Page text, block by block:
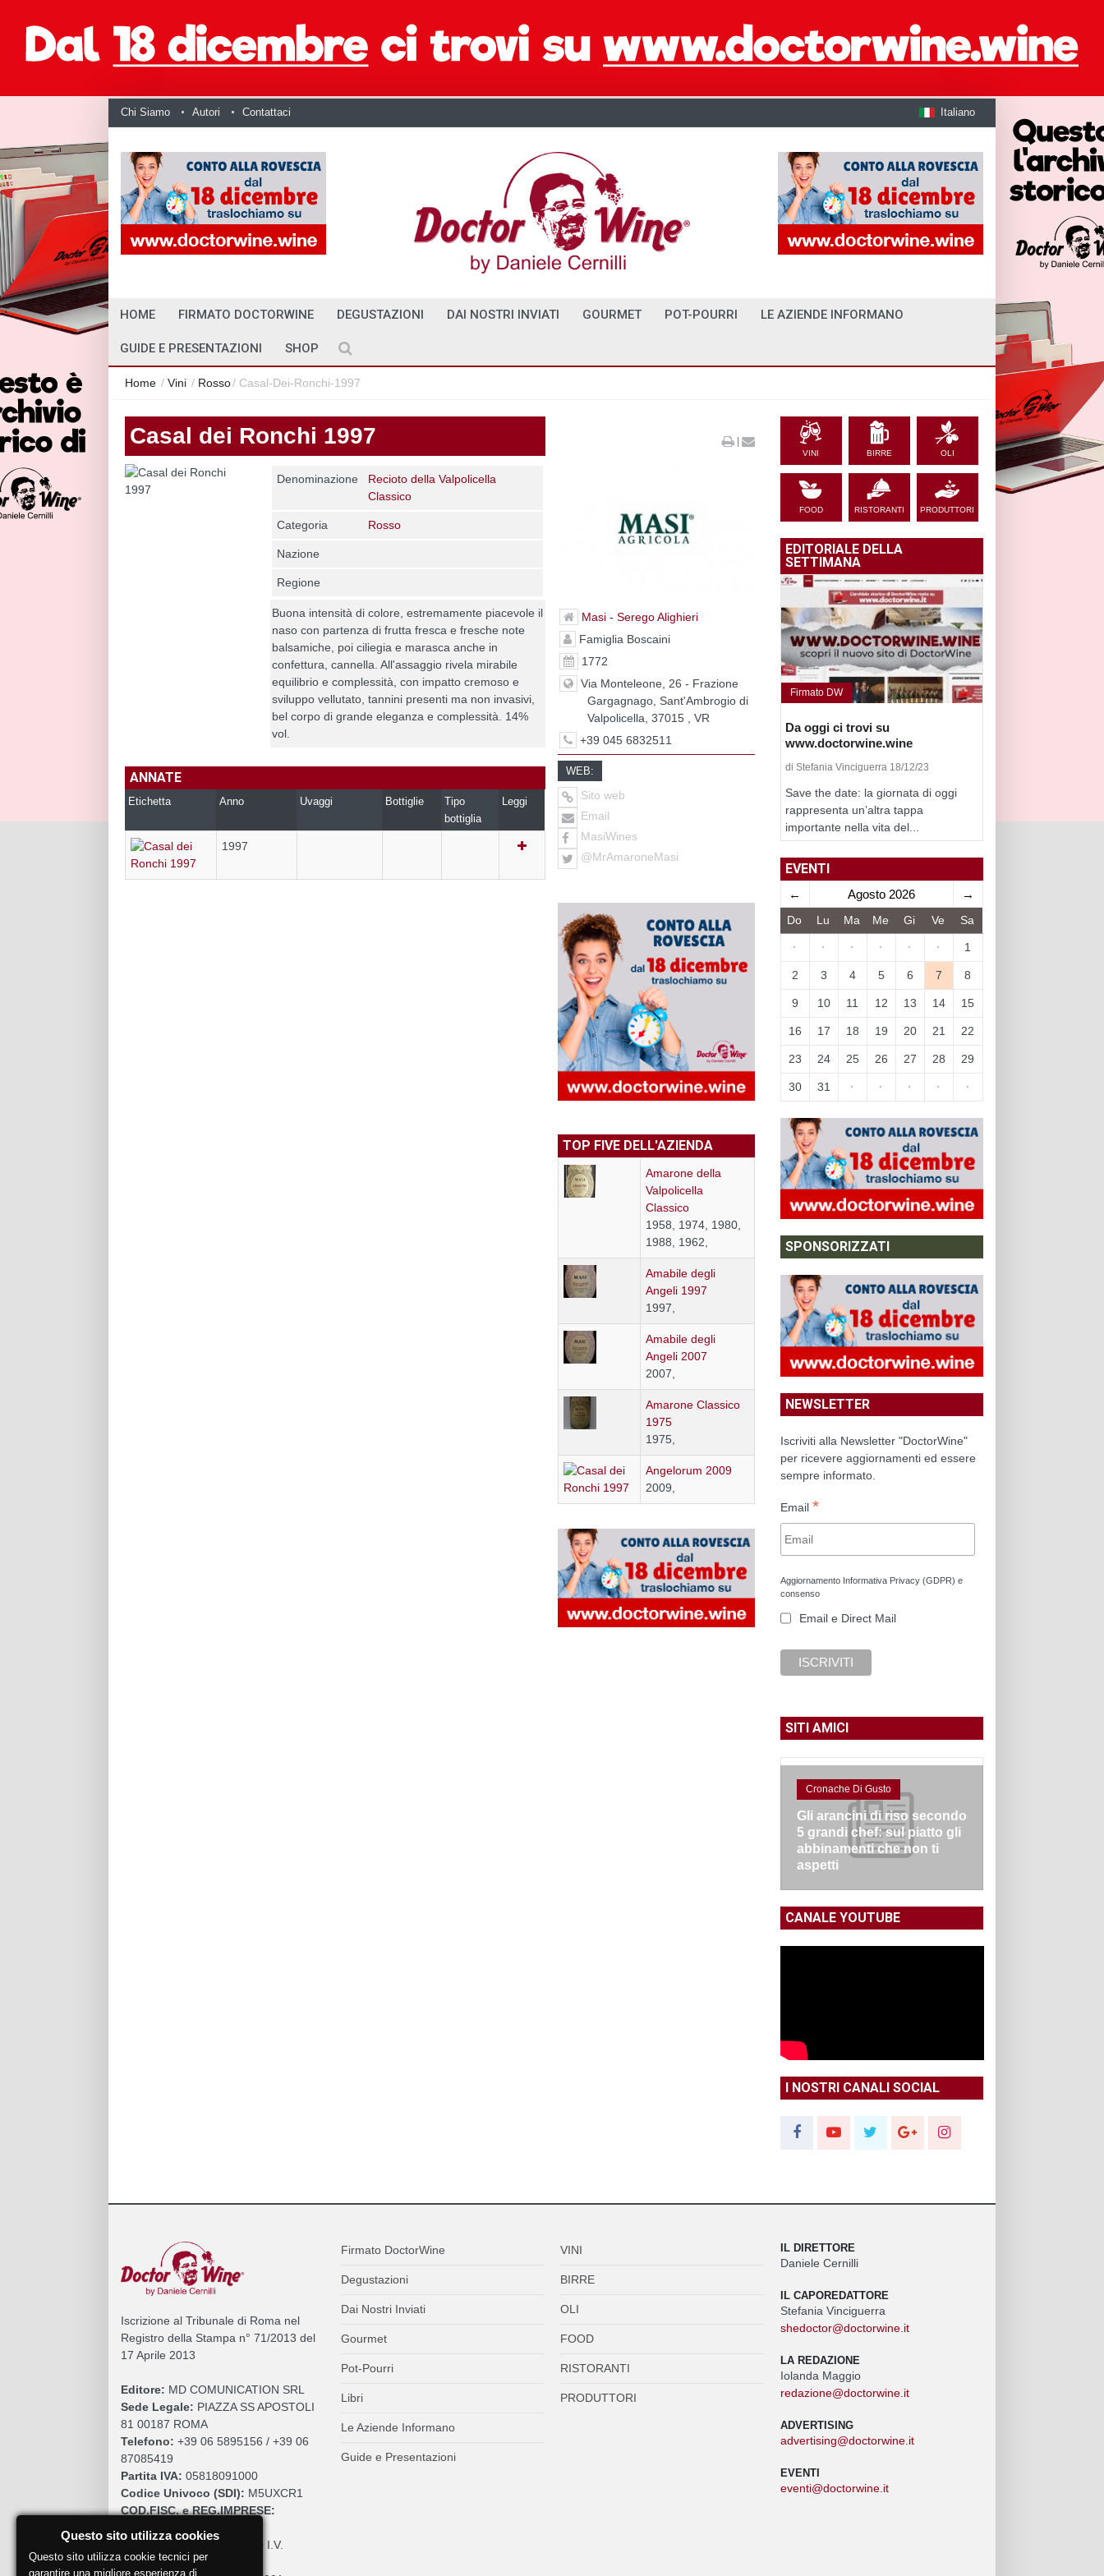
Chi Siamo Autori Contattaci Italiano
HOME FIRMATO DOCTORWINE DEGUSTAZIONI DAI NOSTRI INVIATI GOURMET POT-POURRI LE AZIENDE INFORMANO
GUIDE E PRESENTAZIONI SHOP
Home / Vini / Rosso/ Casal-Dei-Ronchi-1997
Casal dei Ronchi 1997
Denominazione
Recioto della Valpolicella
Classico
Categoria Rosso
Nazione
Regione
Buona intensità di colore, estremamente piacevole il
naso con partenza di frutta fresca e fresche note
balsamiche, poi ciliegia e marasca anche in
confettura, cannella. All'assaggio rivela mirabile
equilibrio e complessità, con impatto cremoso e
sviluppo vellutato, tannini presenti ma non invasivi,
bel corpo di grande eleganza e complessità. 14%
vol.
ANNATE
Etichetta Anno Uvaggi Bottiglie
Tipo
bottiglia
Leggi
1997
|
Masi - Serego Alighieri
Famiglia Boscaini
1772
Via Monteleone, 26 - Frazione
Gargagnago, Sant'Ambrogio di
Valpolicella, 37015 , VR
+39 045 6832511
WEB:
Sito web
Email
MasiWines
@MrAmaroneMasi
TOP FIVE DELL'AZIENDA
Amarone della
Valpolicella
Classico
1958, 1974, 1980,
1988, 1962,
Amabile degli
Angeli 1997
1997,
Amabile degli
Angeli 2007
2007,
Amarone Classico
1975
1975,
Angelorum 2009
2009,
VINI BIRRE OLI
FOOD RISTORANTI PRODUTTORI
EDITORIALE DELLA
SETTIMANA
Firmato DW
Da oggi ci trovi su
www.doctorwine.wine
di Stefania Vinciguerra 18/12/23
Save the date: la giornata di oggi
rappresenta un’altra tappa
importante nella vita del...
EVENTI
← Agosto 2026 →
Do Lu Ma Me Gi Ve Sa
· · · · · · 1
2 3 4 5 6 7 8
9 10 11 12 13 14 15
16 17 18 19 20 21 22
23 24 25 26 27 28 29
30 31 · · · · ·
SPONSORIZZATI
NEWSLETTER
Iscriviti alla Newsletter "DoctorWine"
per ricevere aggiornamenti ed essere
sempre informato.
Email *
Aggiornamento Informativa Privacy (GDPR) e
consenso
Email e Direct Mail
SITI AMICI
Cronache Di Gusto
Gli arancini di riso secondo
5 grandi chef: sul piatto gli
abbinamenti che non ti
aspetti
CANALE YOUTUBE
I NOSTRI CANALI SOCIAL
Iscrizione al Tribunale di Roma nel
Registro della Stampa n° 71/2013 del
17 Aprile 2013
Editore: MD COMUNICATION SRL
Sede Legale: PIAZZA SS APOSTOLI
81 00187 ROMA
Telefono: +39 06 5895156 / +39 06
87085419
Partita IVA: 05818091000
Codice Univoco (SDI): M5UXCR1
COD.FISC. e REG.IMPRESE:
Cap. Sociale:€. 10.200,00 I.V.
REA:RM 930252
Firmato DoctorWine
Degustazioni
Dai Nostri Inviati
Gourmet
Pot-Pourri
Libri
Le Aziende Informano
Guide e Presentazioni
VINI
BIRRE
OLI
FOOD
RISTORANTI
PRODUTTORI
IL DIRETTORE
Daniele Cernilli
IL CAPOREDATTORE
Stefania Vinciguerra
shedoctor@doctorwine.it
LA REDAZIONE
Iolanda Maggio
redazione@doctorwine.it
ADVERTISING
advertising@doctorwine.it
EVENTI
eventi@doctorwine.it
Questo sito utilizza cookies
Questo sito utilizza cookie tecnici per
garantire una migliore esperienza di